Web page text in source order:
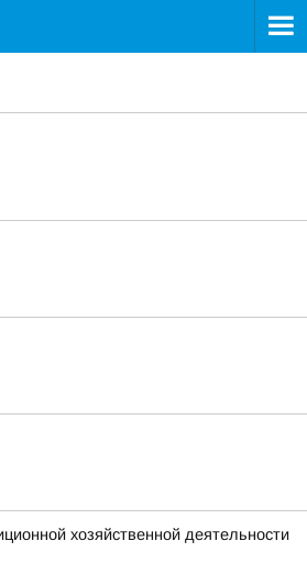
хозяйственной деятельности